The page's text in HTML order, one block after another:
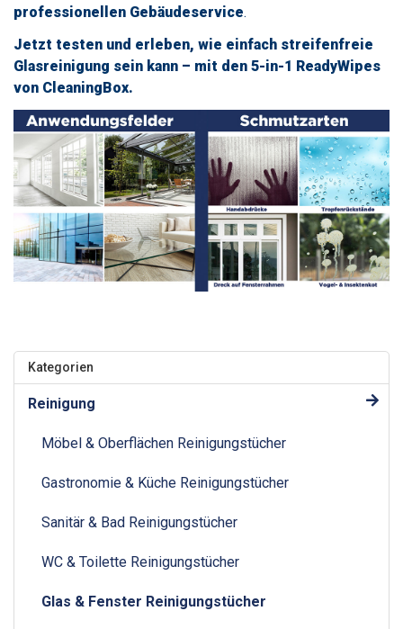
professionellen Gebäudeservice.
Jetzt testen und erleben, wie einfach streifenfreie
Glasreinigung sein kann – mit den 5-in-1 ReadyWipes
von CleaningBox.
Kategorien
Reinigung
Möbel & Oberflächen Reinigungstücher
Gastronomie & Küche Reinigungstücher
Sanitär & Bad Reinigungstücher
WC & Toilette Reinigungstücher
Glas & Fenster Reinigungstücher